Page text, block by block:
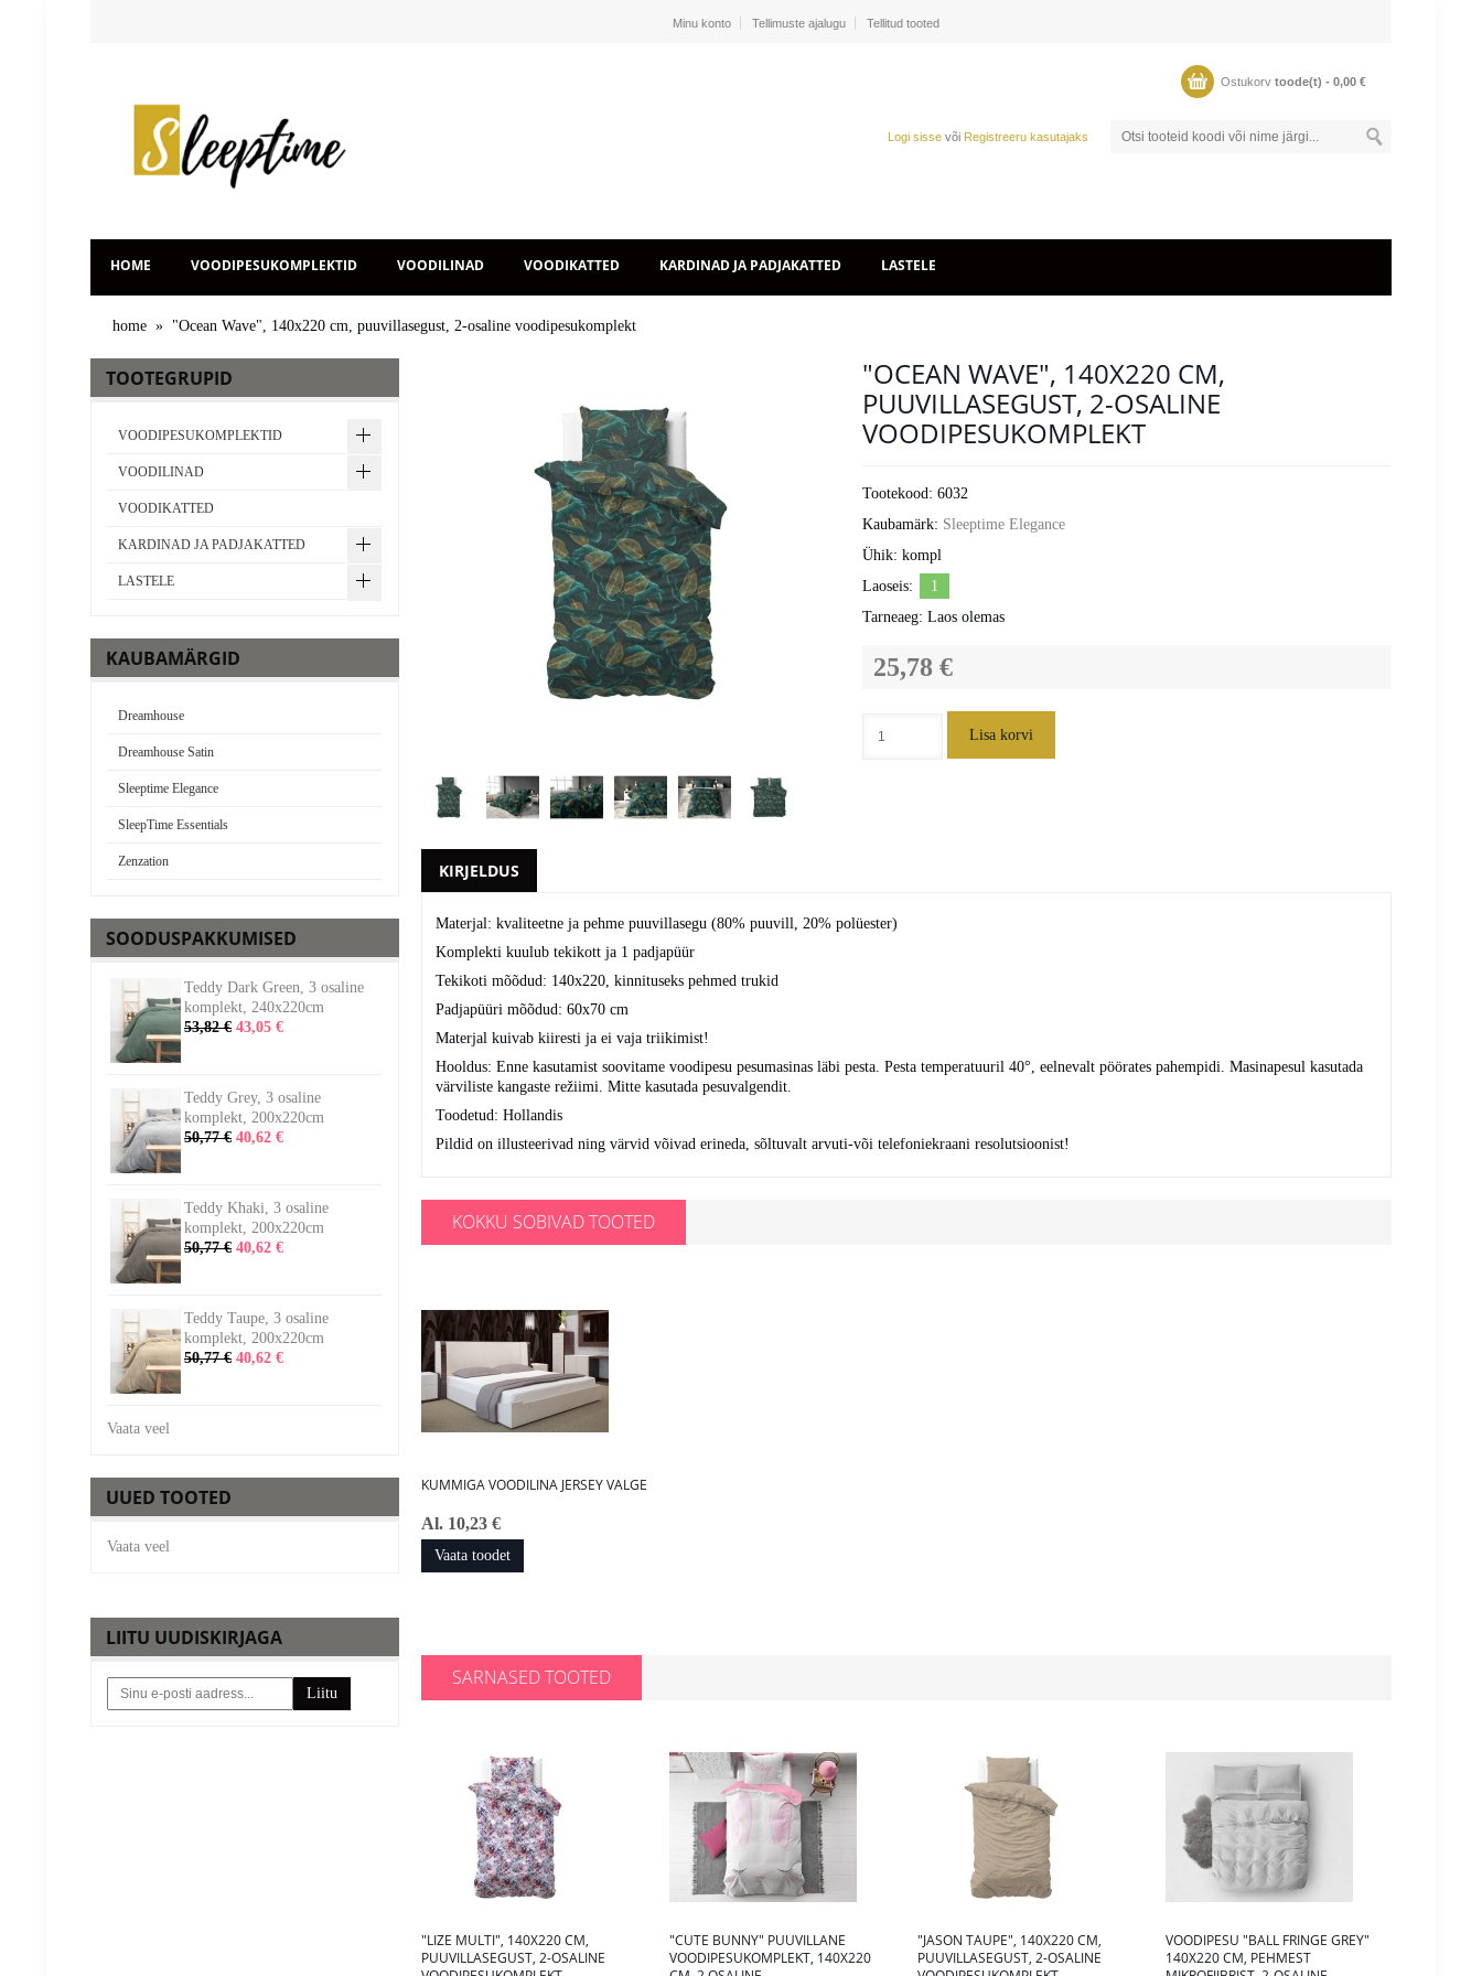
Minu konto Tellimuste ajalugu Tellitud tooted
Ostukorv toode(t) - 0,00 €
Logi sisse või Registreeru kasutajaks
HOME VOODIPESUKOMPLEKTID VOODILINAD VOODIKATTED KARDINAD JA PADJAKATTED LASTELE
home » "Ocean Wave", 140x220 cm, puuvillasegust, 2-osaline voodipesukomplekt
"OCEAN WAVE", 140X220 CM,
PUUVILLASEGUST, 2-OSALINE
VOODIPESUKOMPLEKT
Tootekood: 6032
Kaubamärk: Sleeptime Elegance
Ühik: kompl
Laoseis:
1
Tarneaeg: Laos olemas
25,78 €
Lisa korvi
KIRJELDUS
Materjal: kvaliteetne ja pehme puuvillasegu (80% puuvill, 20% polüester)
Komplekti kuulub tekikott ja 1 padjapüür
Tekikoti mõõdud: 140x220, kinnituseks pehmed trukid
Padjapüüri mõõdud: 60x70 cm
Materjal kuivab kiiresti ja ei vaja triikimist!
Hooldus: Enne kasutamist soovitame voodipesu pesumasinas läbi pesta. Pesta temperatuuril 40°, eelnevalt pöörates pahempidi. Masinapesul kasutada
värviliste kangaste režiimi. Mitte kasutada pesuvalgendit.
Toodetud: Hollandis
Pildid on illusteerivad ning värvid võivad erineda, sõltuvalt arvuti-või telefoniekraani resolutsioonist!
KOKKU SOBIVAD TOOTED
KUMMIGA VOODILINA JERSEY VALGE
Al. 10,23 €
Vaata toodet
SARNASED TOOTED
"LIZE MULTI", 140X220 CM,
PUUVILLASEGUST, 2-OSALINE
"CUTE BUNNY" PUUVILLANE
VOODIPESUKOMPLEKT, 140X220
"JASON TAUPE", 140X220 CM,
PUUVILLASEGUST, 2-OSALINE
VOODIPESU "BALL FRINGE GREY"
140X220 CM, PEHMEST
TOOTEGRUPID
VOODIPESUKOMPLEKTID
VOODILINAD
VOODIKATTED
KARDINAD JA PADJAKATTED
LASTELE
KAUBAMÄRGID
Dreamhouse
Dreamhouse Satin
Sleeptime Elegance
SleepTime Essentials
Zenzation
SOODUSPAKKUMISED
Teddy Dark Green, 3 osaline
komplekt, 240x220cm
53,82 € 43,05 €
Teddy Grey, 3 osaline
komplekt, 200x220cm
50,77 € 40,62 €
Teddy Khaki, 3 osaline
komplekt, 200x220cm
50,77 € 40,62 €
Teddy Taupe, 3 osaline
komplekt, 200x220cm
50,77 € 40,62 €
Vaata veel
UUED TOOTED
Vaata veel
LIITU UUDISKIRJAGA
Liitu